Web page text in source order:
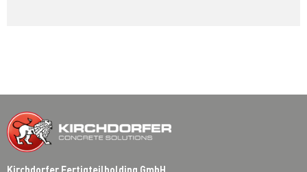
Kirchdorfer Fertigteilholding GmbH